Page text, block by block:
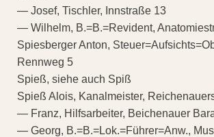
— Josef, Tischler, Innstraße 13
— Wilhelm, B.=B.=Revident,
Spiesberger Anton,
Rennweg 5
Spieß, siehe auch Spiß
Spieß Alois, Kanalmeister,
— Franz, Hilfsarbeiter, Beichenauer
— Georg, B.=B.=Lok.=Führer=Anw.,